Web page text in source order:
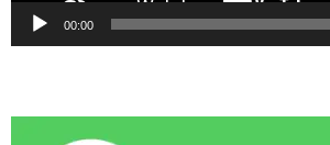
00:00